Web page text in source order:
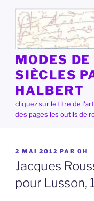
contenu
principal
MODES
SIÈCLES
HALBERT
cliquez sur le titre de
des pages les outils de
PUBLIÉ
LE
2 MAI 2012 PAR OH
Jacques
pour Lusson,